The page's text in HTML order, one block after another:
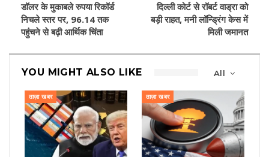
डॉलर के मुकाबले रुपया रिकॉर्ड
निचले स्तर पर, 96.14 तक
पहुंचने से बढ़ी आर्थिक चिंता
दिल्ली कोर्ट से रॉबर्ट वाड्रा को
बड़ी राहत, मनी लॉन्ड्रिंग केस में
मिली जमानत
All
YOU MIGHT ALSO LIKE
ताज़ा खबर ताज़ा खबर